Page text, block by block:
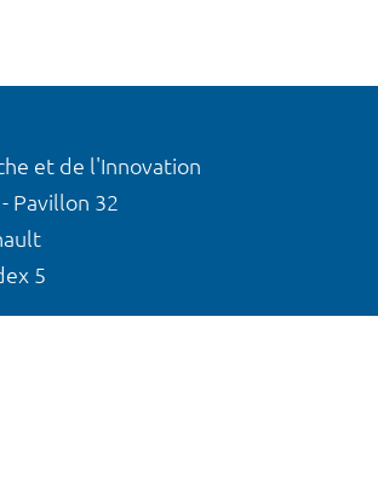
et de l'Innovation
Pavillon 32
5